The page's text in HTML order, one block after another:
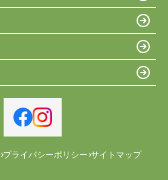
プライバシーポリシー サイトマップ